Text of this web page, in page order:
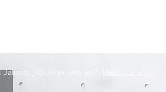
¿Quieres uno así?